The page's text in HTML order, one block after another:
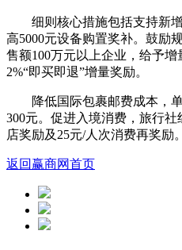
细则核心措施包括支持新
高5000元设备购置奖补。鼓励
售额100万元以上企业，给予增
2%“即买即退”增量奖励。
降低国际包裹邮费成本，
300元。促进入境消费，旅行社
店奖励及25元/人次消费再奖励。
返回赢商网首页